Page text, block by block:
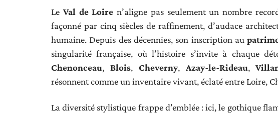
Le Val de Loire n’aligne pas seulement un nombre
façonné par cinq siècles de raffinement, d’audace
humaine. Depuis des décennies, son inscription au
singularité française, où l’histoire s’invite à chaque
Chenonceau, Blois, Cheverny, Azay-le-Rideau,
résonnent comme un inventaire vivant, éclaté entre Loire,
La diversité stylistique frappe d’emblée : ici, le gothique